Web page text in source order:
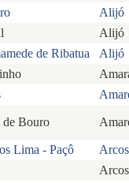
Alijó
Alijó
de Ribatua
Alijó
de Bouro
Lima - Paçô